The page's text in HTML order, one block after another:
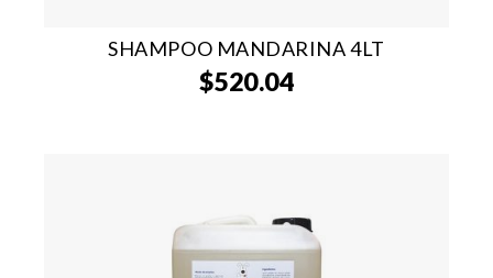
SHAMPOO MANDARINA 4LT
$520.04